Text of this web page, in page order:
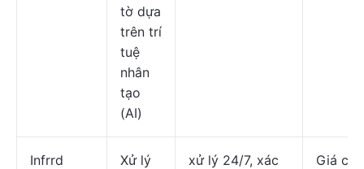
tờ dựa
trên trí
tuệ
nhân
tạo
(AI)
Infrrd
Xử lý
xử lý 24/7, xác
Giá cả